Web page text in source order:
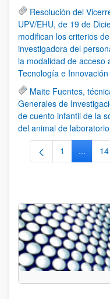
Resolución del
UPV/EHU, de 19 de
modifican los criterios
investigadora del
la modalidad de acceso
Tecnología e Innovación
Maite Fuentes,
Generales de
de cuento infantil de la
del animal de
Página
1 ... 14